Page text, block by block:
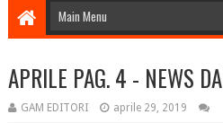
APRILE PAG. 4 - NEWS
GAM EDITORI aprile 29, 2019